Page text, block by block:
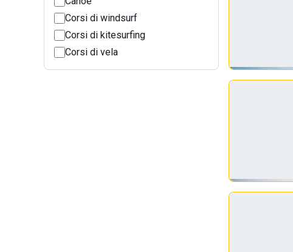
Corsi di windsurf
Corsi di kitesurfing
Corsi di vela